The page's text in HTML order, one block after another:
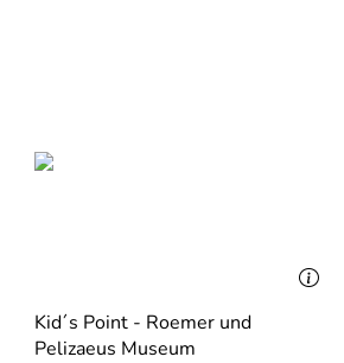
Kid´s Point - Roemer und
Pelizaeus Museum